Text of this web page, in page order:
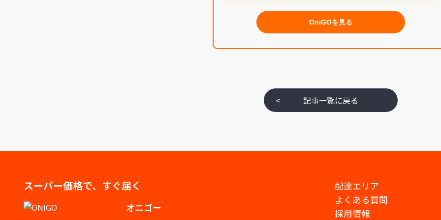
OniGOを見る
< 記事一覧に戻る
スーパー価格で、すぐ届く
オニゴー
配達エリア
よくある質問
採用情報